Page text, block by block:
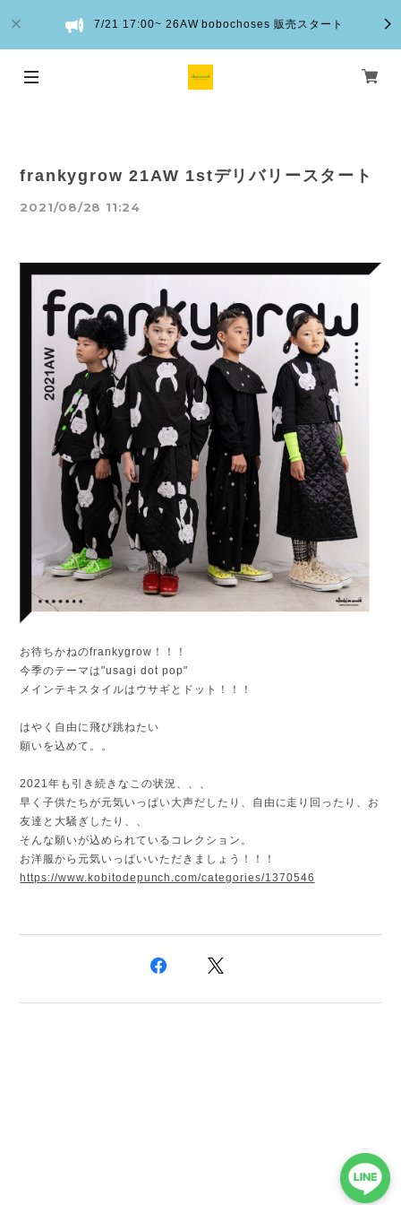
7/21 17:00~ 26AW bobochoses 販売スタート
frankygrow 21AW 1stデリバリースタート
2021/08/28 11:24
お待ちかねのfrankygrow！！！
今季のテーマは"usagi dot pop"
メインテキスタイルはウサギとドット！！！
はやく自由に飛び跳ねたい
願いを込めて。。
2021年も引き続きなこの状況、、、
早く子供たちが元気いっぱい大声だしたり、自由に走り回ったり、お
友達と大騒ぎしたり、、
そんな願いが込められているコレクション。
お洋服から元気いっぱいいただきましょう！！！
https://www.kobitodepunch.com/categories/1370546